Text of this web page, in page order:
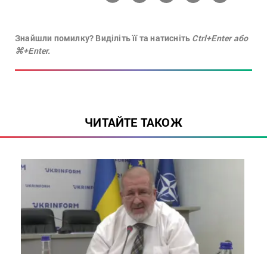
Знайшли помилку? Виділіть її та натисніть Ctrl+Enter або
⌘+Enter.
ЧИТАЙТЕ ТАКОЖ